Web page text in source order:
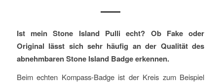
Ist mein Stone Island Pulli echt? Ob Fake oder
Original lässt sich sehr häufig an der Qualität des
abnehmbaren Stone Island Badge erkennen.
Beim echten Kompass-Badge ist der Kreis zum Beispiel